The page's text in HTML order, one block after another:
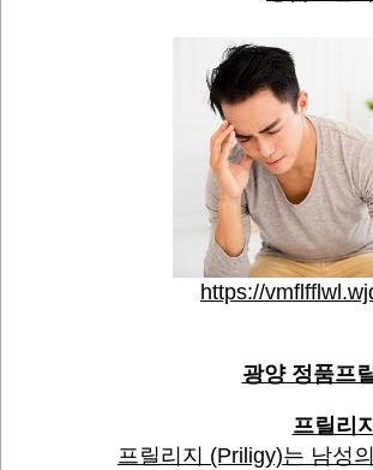
https://
광양 정품프
프릴리
프릴리지 (Priligy)는 남성